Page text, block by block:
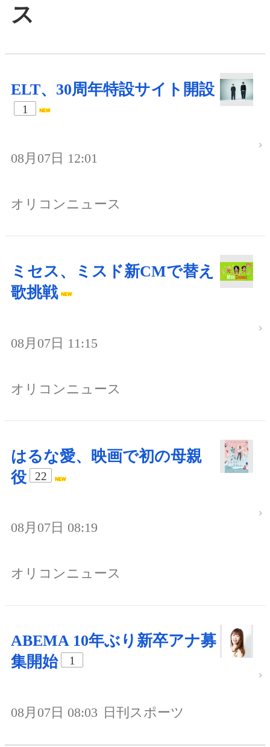
ス
ELT、30周年特設サイト開設
1
08月07日 12:01
オリコンニュース
ミセス、ミスド新CMで替え
歌挑戦
08月07日 11:15
オリコンニュース
はるな愛、映画で初の母親
役
22
08月07日 08:19
オリコンニュース
ABEMA 10年ぶり新卒アナ募
集開始
1
08月07日 08:03 日刊スポーツ